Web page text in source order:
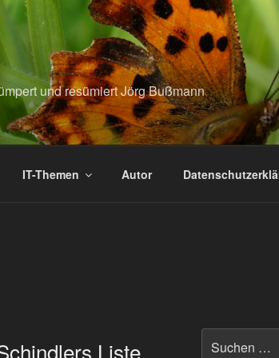
und resümiert Jörg Bußmann
IT-Themen Autor
Liste
nach: